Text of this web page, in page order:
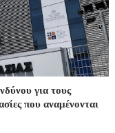
για τους
που αναμένονται